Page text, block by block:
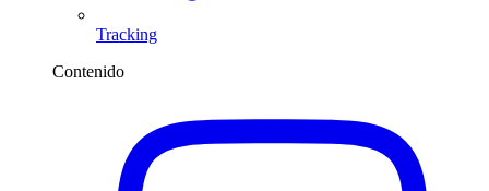
Tracking
Contenido